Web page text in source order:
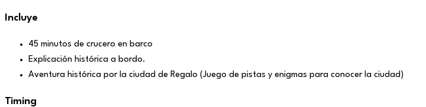
Incluye
45 minutos de crucero en barco
Explicación histórica a bordo.
Aventura histórica por la ciudad de Regalo (Juego de pistas y enigmas para conocer la ciudad)
Timing